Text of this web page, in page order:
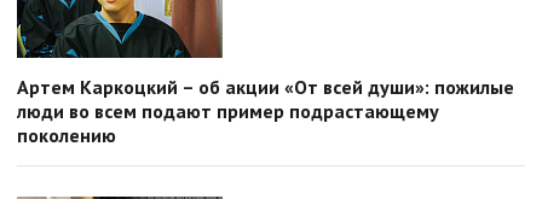
Артем Каркоцкий – об акции «От всей души»: пожилые
люди во всем подают пример подрастающему
поколению